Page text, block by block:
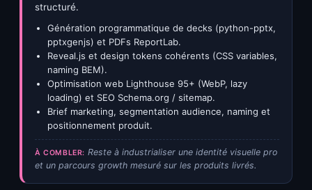
structuré.
Génération programmatique de decks (python-pptx,
pptxgenjs) et PDFs ReportLab.
Reveal.js et design tokens cohérents (CSS variables,
naming BEM).
Optimisation web Lighthouse 95+ (WebP, lazy
loading) et SEO Schema.org / sitemap.
Brief marketing, segmentation audience, naming et
positionnement produit.
À COMBLER: Reste à industrialiser une identité visuelle pro
et un parcours growth mesuré sur les produits livrés.